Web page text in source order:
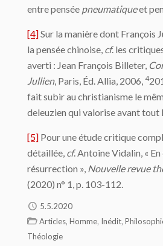
entre pensée pneumatiqueet
[4]Sur la manière dont François
la pensée chinoise, cf. les
averti : Jean François Billeter,
Jullien, Paris, Éd. Allia, 2006, 4
fait subir au christianisme le
deleuzien qui valorise avant tout
[5] Pour une étude critique
détaillée, cf. Antoine Vidalin, « En
résurrection », Nouvelle revue
(2020) n° 1, p. 103-112.
5.5.2020
Articles, Homme, Inédit,
Théologie